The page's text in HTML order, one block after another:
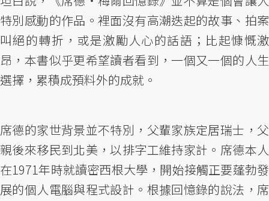
特別感動的作品。裡面沒有高潮迭起的故事、拍案
叫絕的轉折，或是激勵人心的話語；比起慷慨激
昂，本書似乎更希望讀者看到，一個又一個的人生
選擇，累積成預料外的成就。
席德的家世背景並不特別，父輩家族定居瑞士，父
親後來移民到北美，以排字工維持家計。席德本人
在1971年時就讀密西根大學，開始接觸正要蓬勃發
展的個人電腦與程式設計。根據回憶錄的說法，席